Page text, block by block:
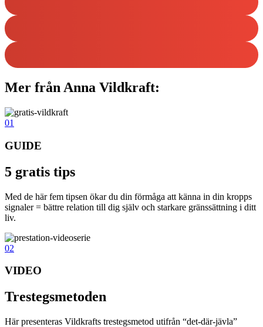
Mer från Anna Vildkraft:
01
GUIDE
5 gratis tips
Med de här fem tipsen ökar du din förmåga att känna in din kropps
signaler = bättre relation till dig själv och starkare gränssättning i ditt
liv.
02
VIDEO
Trestegsmetoden
Här presenteras Vildkrafts trestegsmetod utifrån “det-där-jävla”